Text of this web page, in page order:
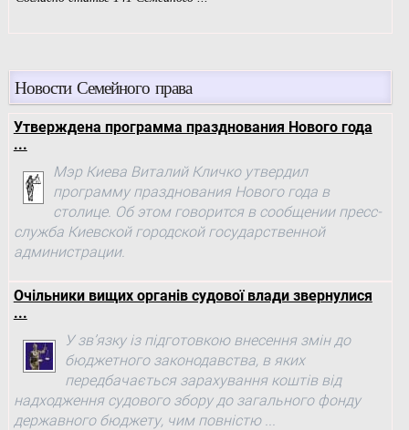
Новости Семейного права
Утверждена программа празднования Нового года
...
Мэр Киева Виталий Кличко утвердил
программу празднования Нового года в
столице. Об этом говорится в сообщении пресс-
служба Киевской городской государственной
администрации.
Очільники вищих органів судової влади звернулися
...
У зв’язку із підготовкою внесення змін до
бюджетного законодавства, в яких
передбачається зарахування коштів від
надходження судового збору до загального фонду
державного бюджету, чим повністю ...